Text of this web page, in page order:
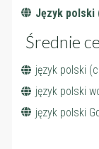
Język polski
Średnie
język polski
język polski
język polski